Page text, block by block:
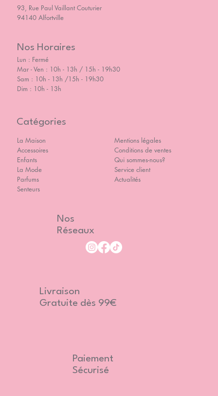
93, Rue Paul Vaillant Couturier
94140 Alfortville
Nos Horaires
Lun : Fermé
Mar - Ven : 10h - 13h / 15h - 19h30
Sam : 10h - 13h /15h - 19h30
Dim : 10h - 13h
Catégories
La Maison
Accessoires
Enfants
La Mode
Parfums
Senteurs
Mentions légales
Conditions de ventes
Qui sommes-nous?
Service client
Actualités
Nos
Réseaux
Livraison
Gratuite dès 99€
Paiement
Sécurisé